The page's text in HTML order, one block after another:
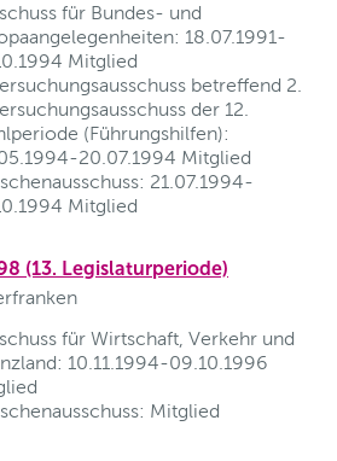
für Bundes- und
18.07.1991-
Mitglied
betreffend 2.
der 12.
(Führungshilfen):
20.07.1994 Mitglied
21.07.1994-
Mitglied
(13. Legislaturperiode)
für Wirtschaft, Verkehr und
10.11.1994-09.10.1996
Mitglied